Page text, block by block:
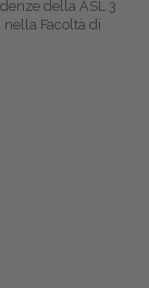
della ASL 3
nella Facoltà di